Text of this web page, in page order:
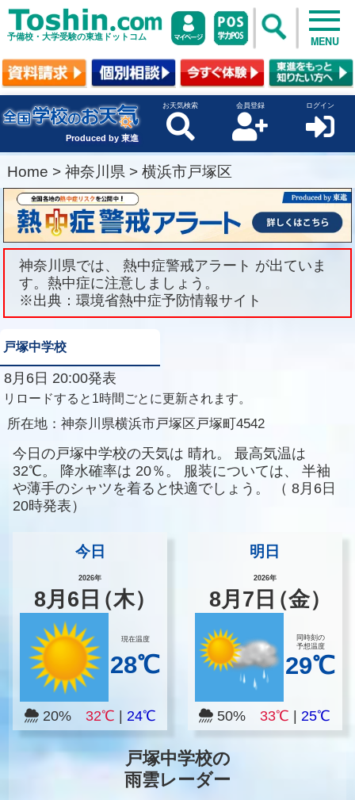
予備校・大学受験の東進ドットコム MENU
Produced by 東進
お天気検索 会員登録 ログイン
Home > 神奈川県 > 横浜市戸塚区
神奈川県では、 熱中症警戒アラート が出ていま
す。熱中症に注意しましょう。
※出典：環境省熱中症予防情報サイト
戸塚中学校
8月6日 20:00発表
リロードすると1時間ごとに更新されます。
所在地： 神奈川県横浜市戸塚区戸塚町4542
今日の戸塚中学校の天気は 晴れ。
最高気温は
32℃。
降水確率は 20％。 服装については、
半袖
や薄手のシャツを着ると快適でしょう。
（ 8月6日
20時発表）
今日
2026年
8月 6 日（木）
現在温度
28℃
20% 32℃ 24℃
明日
2026年
8月 7 日（金）
同時刻の
予想温度
29℃
50%33℃ |25℃
戸塚中学校の
雨雲レーダー